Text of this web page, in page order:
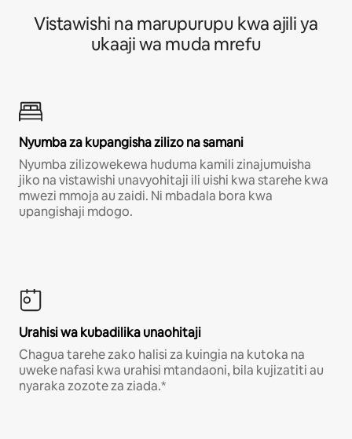
Vistawishi na marupurupu kwa ajili ya
ukaaji wa muda mrefu
Nyumba za kupangisha zilizo na samani
Nyumba zilizowekewa huduma kamili zinajumuisha
jiko na vistawishi unavyohitaji ili uishi kwa starehe kwa
mwezi mmoja au zaidi. Ni mbadala bora kwa
upangishaji mdogo.
Urahisi wa kubadilika unaohitaji
Chagua tarehe zako halisi za kuingia na kutoka na
uweke nafasi kwa urahisi mtandaoni, bila kujizatiti au
nyaraka zozote za ziada.*